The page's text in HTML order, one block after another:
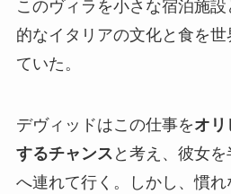
このヴィラを小さな宿泊施
的なイタリアの文化と食を
ていた。
デヴィッドはこの仕事をオリ
するチャンス と考え、彼女
へ連れて行く。しかし、慣れ